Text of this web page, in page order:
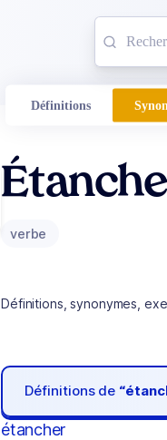
Définitions
verbe
Définitions, synonymes,
Définitions de
étancher